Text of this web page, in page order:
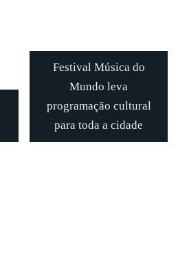
Festival Música do
Mundo leva
programação cultural
para toda a cidade